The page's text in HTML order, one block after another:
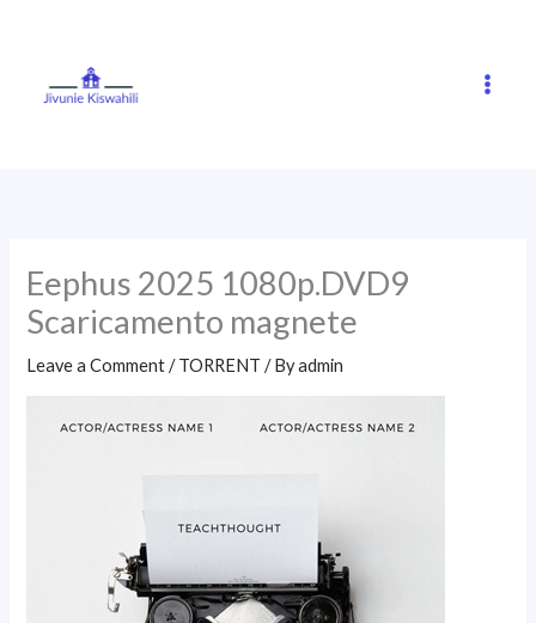
Eephus 2025 1080p.DVD9
Scaricamento magnete
Leave a Comment /TORRENT / Byadmin